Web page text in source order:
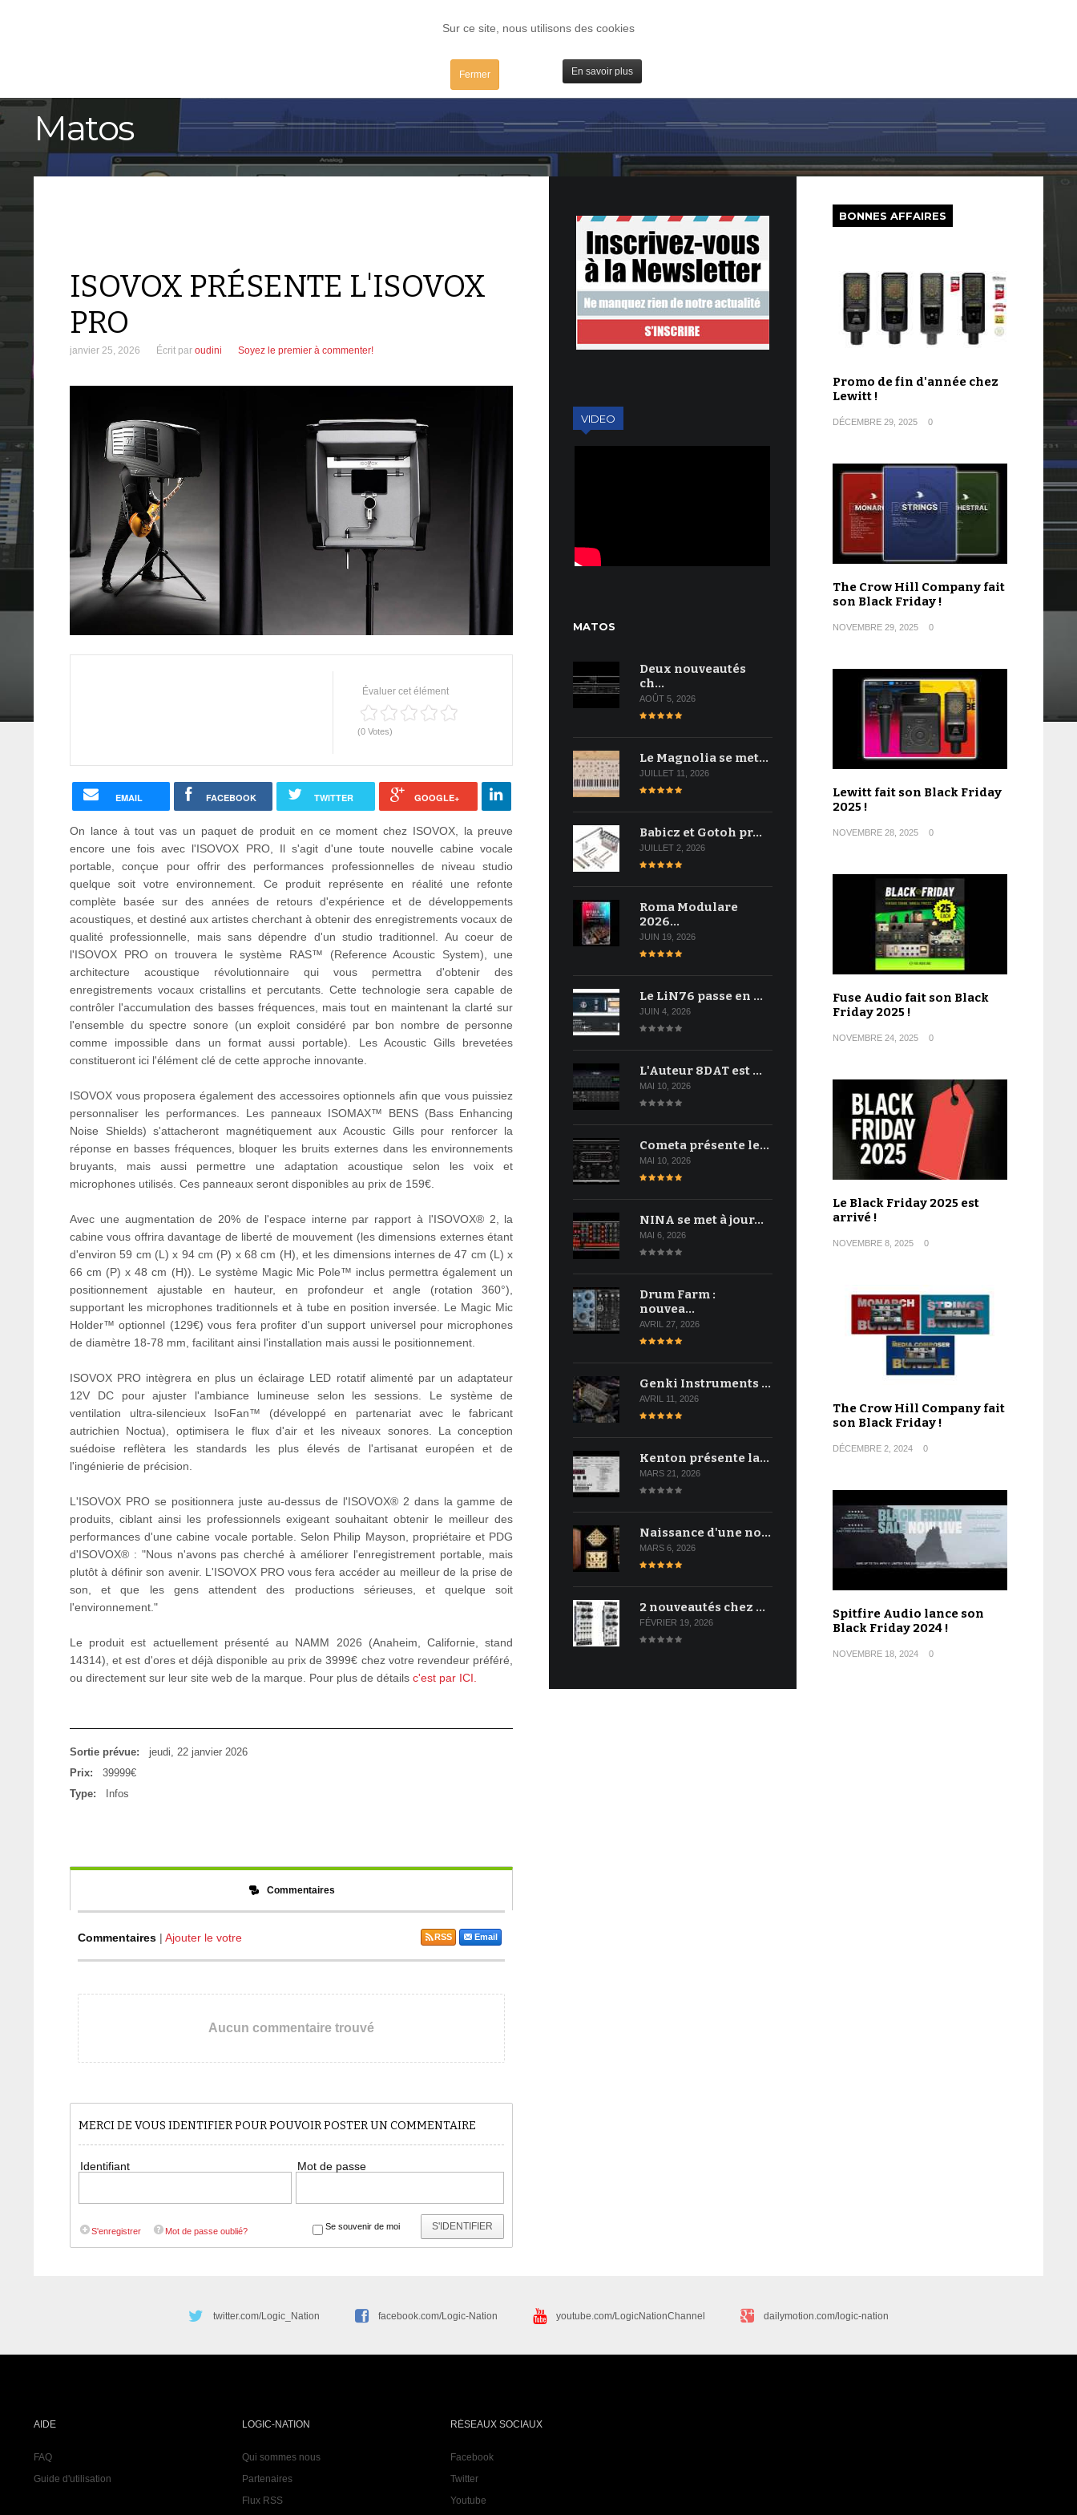
Sur ce site, nous utilisons des cookies
Fermer En savoir plus
TESTS IBIDULES / MAC PLUGS / IV
Matos
ISOVOX PRÉSENTE L'ISOVOX
PRO
janvier 25, 2026 Écrit par oudini Soyez le premier à commenter!
Évaluer cet élément
(0 Votes)
EMAIL FACEBOOK TWITTER GOOGLE+
On lance à tout vas un paquet de produit en ce moment chez ISOVOX, la preuve
encore une fois avec l'ISOVOX PRO, Il s'agit d'une toute nouvelle cabine vocale
portable, conçue pour offrir des performances professionnelles de niveau studio
quelque soit votre environnement. Ce produit représente en réalité une refonte
complète basée sur des années de retours d'expérience et de développements
acoustiques, et destiné aux artistes cherchant à obtenir des enregistrements vocaux de
qualité professionnelle, mais sans dépendre d'un studio traditionnel. Au coeur de
l'ISOVOX PRO on trouvera le système RAS™ (Reference Acoustic System), une
architecture acoustique révolutionnaire qui vous permettra d'obtenir des
enregistrements vocaux cristallins et percutants. Cette technologie sera capable de
contrôler l'accumulation des basses fréquences, mais tout en maintenant la clarté sur
l'ensemble du spectre sonore (un exploit considéré par bon nombre de personne
comme impossible dans un format aussi portable). Les Acoustic Gills brevetées
constitueront ici l'élément clé de cette approche innovante.
ISOVOX vous proposera également des accessoires optionnels afin que vous puissiez
personnaliser les performances. Les panneaux ISOMAX™ BENS (Bass Enhancing
Noise Shields) s'attacheront magnétiquement aux Acoustic Gills pour renforcer la
réponse en basses fréquences, bloquer les bruits externes dans les environnements
bruyants, mais aussi permettre une adaptation acoustique selon les voix et
microphones utilisés. Ces panneaux seront disponibles au prix de 159€.
Avec une augmentation de 20% de l'espace interne par rapport à l'ISOVOX® 2, la
cabine vous offrira davantage de liberté de mouvement (les dimensions externes étant
d'environ 59 cm (L) x 94 cm (P) x 68 cm (H), et les dimensions internes de 47 cm (L) x
66 cm (P) x 48 cm (H)). Le système Magic Mic Pole™ inclus permettra également un
positionnement ajustable en hauteur, en profondeur et angle (rotation 360°),
supportant les microphones traditionnels et à tube en position inversée. Le Magic Mic
Holder™ optionnel (129€) vous fera profiter d'un support universel pour microphones
de diamètre 18-78 mm, facilitant ainsi l'installation mais aussi le positionnement.
ISOVOX PRO intègrera en plus un éclairage LED rotatif alimenté par un adaptateur
12V DC pour ajuster l'ambiance lumineuse selon les sessions. Le système de
ventilation ultra-silencieux IsoFan™ (développé en partenariat avec le fabricant
autrichien Noctua), optimisera le flux d'air et les niveaux sonores. La conception
suédoise reflètera les standards les plus élevés de l'artisanat européen et de
l'ingénierie de précision.
L'ISOVOX PRO se positionnera juste au-dessus de l'ISOVOX® 2 dans la gamme de
produits, ciblant ainsi les professionnels exigeant souhaitant obtenir le meilleur des
performances d'une cabine vocale portable. Selon Philip Mayson, propriétaire et PDG
d'ISOVOX® : "Nous n'avons pas cherché à améliorer l'enregistrement portable, mais
plutôt à définir son avenir. L'ISOVOX PRO vous fera accéder au meilleur de la prise de
son, et que les gens attendent des productions sérieuses, et quelque soit
l'environnement."
Le produit est actuellement présenté au NAMM 2026 (Anaheim, Californie, stand
14314), et est d'ores et déjà disponible au prix de 3999€ chez votre revendeur préféré,
ou directement sur leur site web de la marque. Pour plus de détails c'est par ICI.
Sortie prévue:
jeudi, 22 janvier 2026
Prix:
39999€
Type:
Infos
Commentaires
Commentaires | Ajouter le votre Email
RSS
Aucun commentaire trouvé
MERCI DE VOUS IDENTIFIER POUR POUVOIR POSTER UN COMMENTAIRE
Identifiant Mot de passe
S'IDENTIFIER
Se souvenir de moi
S'enregistrer Mot de passe oublié?
VIDEO
MATOS
Deux nouveautés
ch…
AOÛT 5, 2026
Le Magnolia se met…
JUILLET 11, 2026
Babicz et Gotoh pr…
JUILLET 2, 2026
Roma Modulare
2026…
JUIN 19, 2026
Le LiN76 passe en …
JUIN 4, 2026
L'Auteur 8DAT est …
MAI 10, 2026
Cometa présente le…
MAI 10, 2026
NINA se met à jour…
MAI 6, 2026
Drum Farm :
nouvea…
AVRIL 27, 2026
Genki Instruments …
AVRIL 11, 2026
Kenton présente la…
MARS 21, 2026
Naissance d'une no…
MARS 6, 2026
2 nouveautés chez …
FÉVRIER 19, 2026
BONNES AFFAIRES
Promo de fin d'année chez
Lewitt !
DÉCEMBRE 29, 2025 0
The Crow Hill Company fait
son Black Friday !
NOVEMBRE 29, 2025 0
Lewitt fait son Black Friday
2025 !
NOVEMBRE 28, 2025 0
Fuse Audio fait son Black
Friday 2025 !
NOVEMBRE 24, 2025 0
Le Black Friday 2025 est
arrivé !
NOVEMBRE 8, 2025 0
The Crow Hill Company fait
son Black Friday !
DÉCEMBRE 2, 2024 0
Spitfire Audio lance son
Black Friday 2024 !
NOVEMBRE 18, 2024 0
twitter.com/Logic_Nation facebook.com/Logic-Nation youtube.com/LogicNationChannel dailymotion.com/logic-nation
AIDE
FAQ
Guide d'utilisation
LOGIC-NATION
Qui sommes nous
Partenaires
Flux RSS
RÉSEAUX SOCIAUX
Facebook
Twitter
Youtube